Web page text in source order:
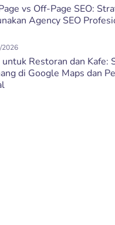
vs Off-Page SEO:
Agency SEO
2026
untuk Restoran dan Kafe:
di Google Maps dan